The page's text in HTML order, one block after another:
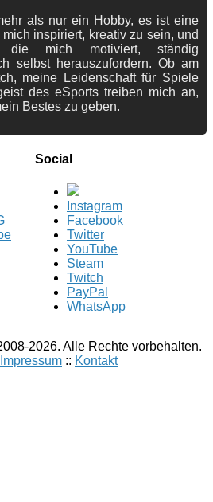
als nur ein Hobby, es ist eine
inspiriert, kreativ zu sein, und
die mich motiviert, ständig
selbst herauszufordern. Ob am
meine Leidenschaft für Spiele
des eSports treiben mich an,
Bestes zu geben.
Social
Instagram
Facebook
Twitter
YouTube
Steam
Twitch
PayPal
WhatsApp
2026. Alle Rechte vorbehalten.
Impressum :: Kontakt